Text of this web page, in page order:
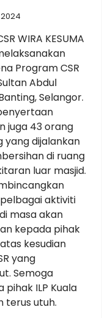
WIRA KESUMA
Program CSR
Abdul
Selangor.
juga 43 orang
yang dijalankan
di ruang
luar masjid.
aktiviti
masa akan
kepada pihak
kesudian
yang
Semoga
ILP Kuala
terus utuh.